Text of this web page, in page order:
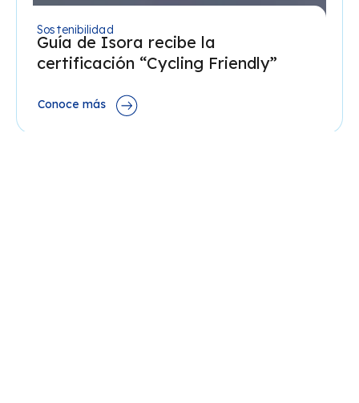
Sostenibilidad
Guía de Isora recibe la
certificación “Cycling Friendly”
Conoce más